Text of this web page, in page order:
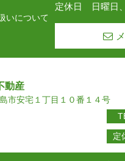
いについて
定休日 日曜日
動産
市安宅１丁目１０番１４号
定